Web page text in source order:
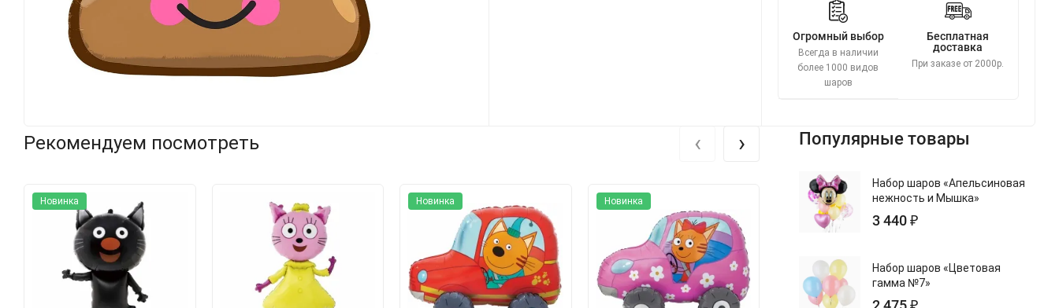
Огромный выбор
Всегда в наличии
более 1000 видов
шаров
Бесплатная
доставка
При заказе от 2000р.
Рекомендуем посмотреть
Новинка Новинка Новинка Новинка
‹ › Популярные товары
Набор шаров «Апельсиновая
нежность и Мышка»
3 440 ₽
Набор шаров «Цветовая
гамма №7»